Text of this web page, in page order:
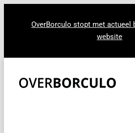
OverBorculo stopt met actueel
website